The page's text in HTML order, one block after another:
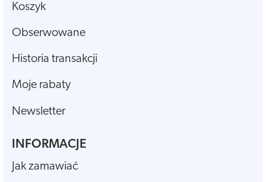
Koszyk
Obserwowane
Historia transakcji
Moje rabaty
Newsletter
INFORMACJE
Jak zamawiać